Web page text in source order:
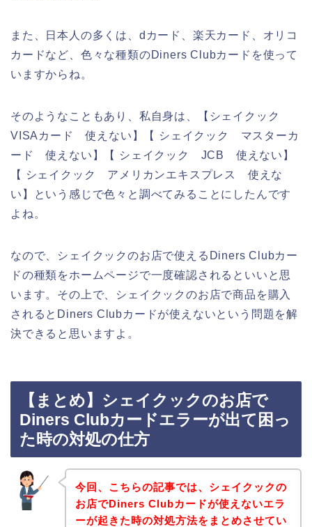
また、日本人の多くは、dカード、楽天カード、オリコ
カードなど、色々な種類のDiners Clubカードを使って
いますからね。
そのようなこともあり、私自身は、【シェイクック
VISAカード 使えない】【 シェイクック マスターカ
ード 使えない】【 シェイクック JCB 使えない】
【 シェイクック アメリカンエキスプレス 使えな
い】という感じで色々と調べてみることにしたんです
よね。
なので、シェイクックのお店で使えるDiners Clubカー
ドの種類をホームページで一度確認されるといいと思
います。その上で、シェイクックのお店で商品を購入
されるとDiners Clubカードが使えないという問題を解
決できると思いますよ。
【まとめ】シェイクックのお店で
Diners Clubカードエラーが出て困っ
た時の対処の仕方
今回、こちらの記事では、シェイクックの
お店でDiners Clubカードが使えないエラ
ーが起きた時の対処方法をまとめさせてい